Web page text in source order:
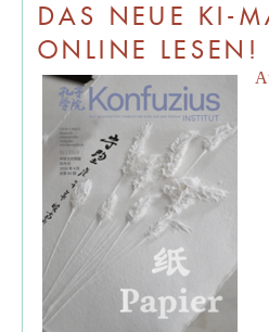
DAS NEUE KI-
ONLINE LESEN!